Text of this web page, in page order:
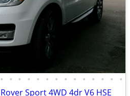
• • • • • • • • • • • • • •
Sport 4WD 4dr V6 HSE